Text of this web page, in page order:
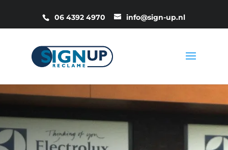
06 4392 4970 info@sign-up.nl